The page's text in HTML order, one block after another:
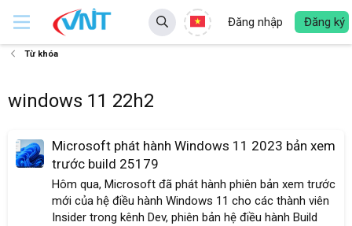
Đăng nhập Đăng ký
Từ khóa
windows 11 22h2
Microsoft phát hành Windows 11 2023 bản xem
trước build 25179
Hôm qua, Microsoft đã phát hành phiên bản xem trước
mới của hệ điều hành Windows 11 cho các thành viên
Insider trong kênh Dev, phiên bản hệ điều hành Build